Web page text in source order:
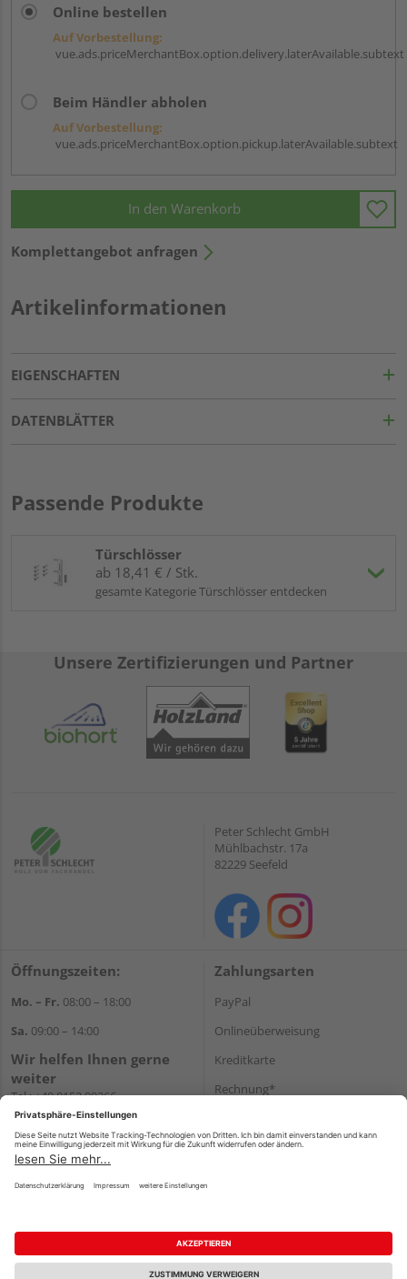
Online bestellen
Auf Vorbestellung:
vue.ads.priceMerchantBox.option.delivery.laterAvailable.subtext
Beim Händler abholen
Auf Vorbestellung:
vue.ads.priceMerchantBox.option.pickup.laterAvailable.subtext
In den Warenkorb
Komplettangebot anfragen
Artikelinformationen
EIGENSCHAFTEN
DATENBLÄTTER
Passende Produkte
Türschlösser
ab 18,41 € / Stk.
gesamte Kategorie Türschlösser entdecken
Unsere Zertifizierungen und Partner
Peter Schlecht GmbH
Mühlbachstr. 17a
82229 Seefeld
Öffnungszeiten:
Mo. – Fr. 08:00 – 18:00
Sa. 09:00 – 14:00
Wir helfen Ihnen gerne
weiter
Tel.:+49 8152 99266
E-Mail:shop@schlecht.de
Zahlungsarten
PayPal
Onlineüberweisung
Kreditkarte
Rechnung*
Versand
Impressum AGB Widerruf
Datenschutz
Reservierungsbedingungen
Vertrag widerrufen